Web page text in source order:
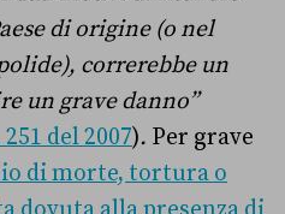
di origine (o nel
correrebbe un
un grave danno”
del 2007). Per grave
di morte, tortura o